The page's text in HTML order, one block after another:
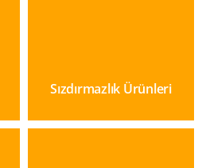
Sızdırmazlık Ürünleri